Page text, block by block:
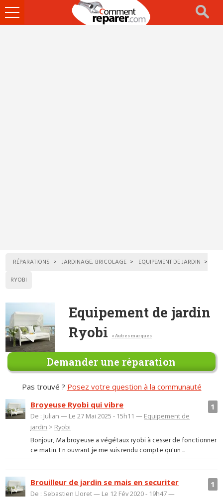
Ouvrir
le
RÉPARATIONS JARDINAGE, BRICOLAGE
EQUIPEMENT DE JARDIN
RYOBI
Equipement de jardin
Ryobi
< Autres marques
Demander une réparation
Pas trouvé ? Posez votre question à la communauté
1
Broyeuse Ryobi qui vibre
De : Julian — Le 27 Mai 2025 - 15h11 — Equipement de
jardin > Ryobi
Bonjour, Ma broyeuse a végétaux ryobi à cesser de fonctionner
ce matin. En ouvrant je me suis rendu compte qu'un ...
1
Brouilleur de jardin se mais en securiter
De : Sebastien Lloret — Le 12 Fév 2020 - 19h47 —